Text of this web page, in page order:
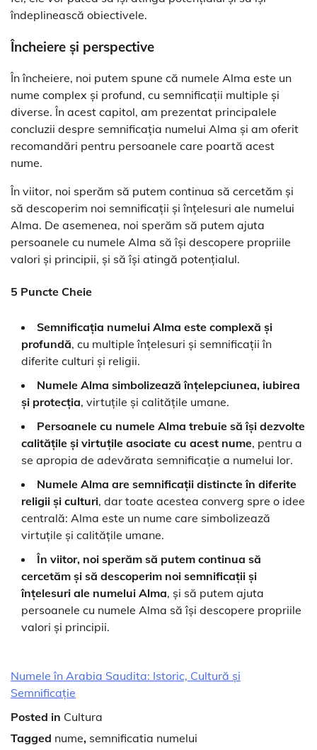
îndeplinească obiectivele.
Încheiere și perspective
În încheiere, noi putem spune că numele Alma este un
nume complex și profund, cu semnificații multiple și
diverse. În acest capitol, am prezentat principalele
concluzii despre semnificația numelui Alma și am oferit
recomandări pentru persoanele care poartă acest
nume.
În viitor, noi sperăm să putem continua să cercetăm și
să descoperim noi semnificații și înțelesuri ale numelui
Alma. De asemenea, noi sperăm să putem ajuta
persoanele cu numele Alma să își descopere propriile
valori și principii, și să își atingă potențialul.
5 Puncte Cheie
Semnificația numelui Alma este complexă și
profundă, cu multiple înțelesuri și semnificații în
diferite culturi și religii.
Numele Alma simbolizează înțelepciunea, iubirea
și protecția, virtuțile și calitățile umane.
Persoanele cu numele Alma trebuie să își dezvolte
calitățile și virtuțile asociate cu acest nume, pentru a
se apropia de adevărata semnificație a numelui lor.
Numele Alma are semnificații distincte în diferite
religii și culturi, dar toate acestea converg spre o idee
centrală: Alma este un nume care simbolizează
virtuțile și calitățile umane.
În viitor, noi sperăm să putem continua să
cercetăm și să descoperim noi semnificații și
înțelesuri ale numelui Alma, și să putem ajuta
persoanele cu numele Alma să își descopere propriile
valori și principii.
Numele în Arabia Saudita: Istoric, Cultură și
Semnificație
Posted in Cultura
Tagged nume, semnificatia numelui